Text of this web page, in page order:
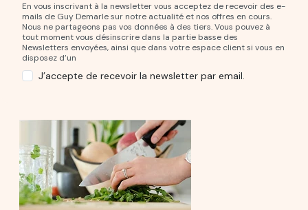
En vous inscrivant à la newsletter vous acceptez de recevoir des e-
mails de Guy Demarle sur notre actualité et nos offres en cours.
Nous ne partageons pas vos données à des tiers. Vous pouvez à
tout moment vous désinscrire dans la partie basse des
Newsletters envoyées, ainsi que dans votre espace client si vous en
disposez d’un
J’accepte de recevoir la newsletter par email.